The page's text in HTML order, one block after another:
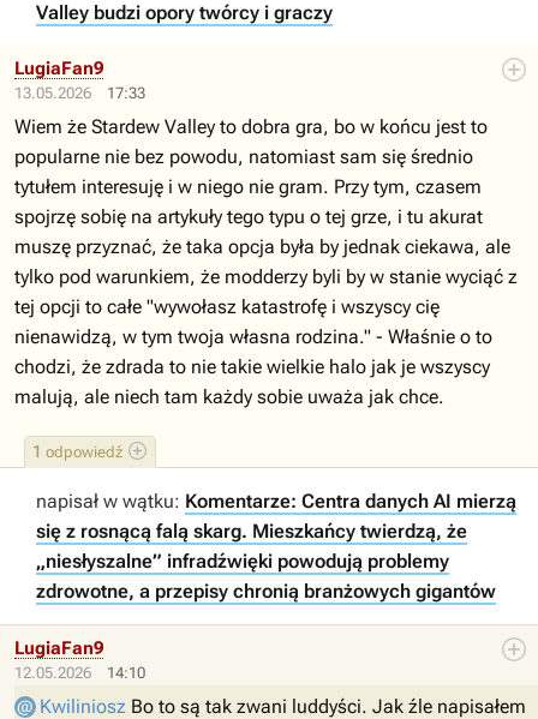
Valley budzi opory twórcy i graczy
13.05.2026 17:33
1 odpowiedź
LugiaFan9
Wiem że Stardew Valley to dobra gra, bo w końcu jest to
popularne nie bez powodu, natomiast sam się średnio
tytułem interesuję i w niego nie gram. Przy tym, czasem
spojrzę sobię na artykuły tego typu o tej grze, i tu akurat
muszę przyznać, że taka opcja była by jednak ciekawa, ale
tylko pod warunkiem, że modderzy byli by w stanie wyciąć z
tej opcji to całe "wywołasz katastrofę i wszyscy cię
nienawidzą, w tym twoja własna rodzina." - Właśnie o to
chodzi, że zdrada to nie takie wielkie halo jak je wszyscy
malują, ale niech tam każdy sobie uważa jak chce.
napisał w wątku: Komentarze: Centra danych AI mierzą
się z rosnącą falą skarg. Mieszkańcy twierdzą, że
„niesłyszalne” infradźwięki powodują problemy
zdrowotne, a przepisy chronią branżowych gigantów
12.05.2026 14:10
LugiaFan9
Kwiliniosz Bo to są tak zwani luddyści. Jak źle napisałem